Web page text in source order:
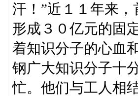
汗！”近１１年来
形成３０亿元的固
着知识分子的心血
钢广大知识分子十
忙。他们与工人相